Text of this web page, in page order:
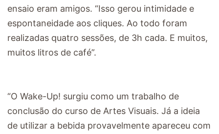
ensaio eram amigos. “Isso gerou intimidade e
espontaneidade aos cliques. Ao todo foram
realizadas quatro sessões, de 3h cada. E muitos,
muitos litros de café”.
“O Wake-Up! surgiu como um trabalho de
conclusão do curso de Artes Visuais. Já a ideia
de utilizar a bebida provavelmente apareceu com